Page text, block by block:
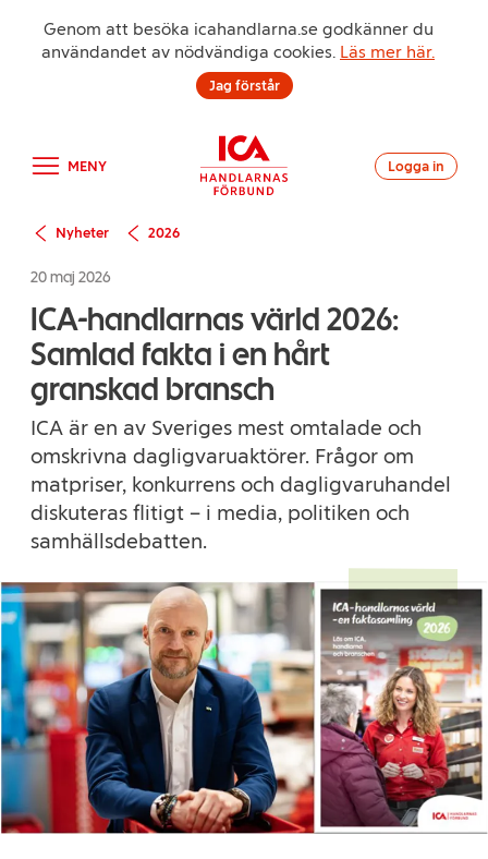
Genom att besöka icahandlarna.se godkänner du
användandet av nödvändiga cookies. Läs mer här.
Jag förstår
MENY Logga in
Nyheter 2026
20 maj 2026
ICA-handlarnas värld 2026:
Samlad fakta i en hårt
granskad bransch
ICA är en av Sveriges mest omtalade och
omskrivna dagligvaruaktörer. Frågor om
matpriser, konkurrens och dagligvaruhandel
diskuteras flitigt – i media, politiken och
samhällsdebatten.